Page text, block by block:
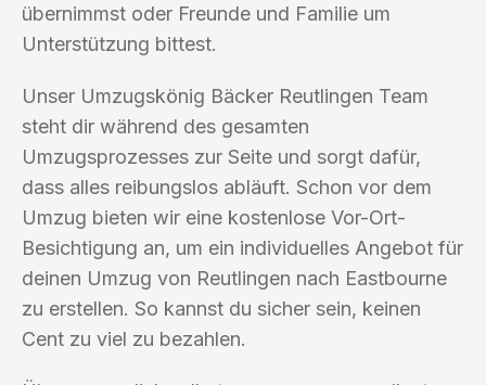
übernimmst oder Freunde und Familie um
Unterstützung bittest.
Unser Umzugskönig Bäcker Reutlingen Team
steht dir während des gesamten
Umzugsprozesses zur Seite und sorgt dafür,
dass alles reibungslos abläuft. Schon vor dem
Umzug bieten wir eine kostenlose Vor-Ort-
Besichtigung an, um ein individuelles Angebot für
deinen Umzug von Reutlingen nach Eastbourne
zu erstellen. So kannst du sicher sein, keinen
Cent zu viel zu bezahlen.